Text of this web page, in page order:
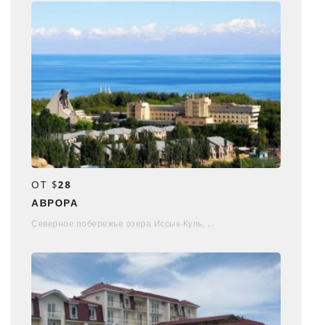
ОТ $28
АВРОРА
Северное побережье озера Иссык-Куль, ...